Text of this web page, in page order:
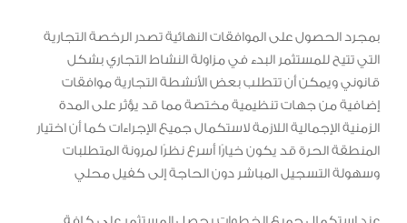
بمجرد الحصول على الموافقات النهائية تصدر الرخصة التجارية
التي تتيح للمستثمر البدء في مزاولة النشاط التجاري بشكل
قانوني ويمكن أن تتطلب بعض الأنشطة التجارية موافقات
إضافية من جهات تنظيمية مختصة مما قد يؤثر على المدة
الزمنية الإجمالية اللازمة لاستكمال جميع الإجراءات كما أن اختيار
المنطقة الحرة قد يكون خيارًا أسرع نظرًا لمرونة المتطلبات
وسهولة التسجيل المباشر دون الحاجة إلى كفيل محلي